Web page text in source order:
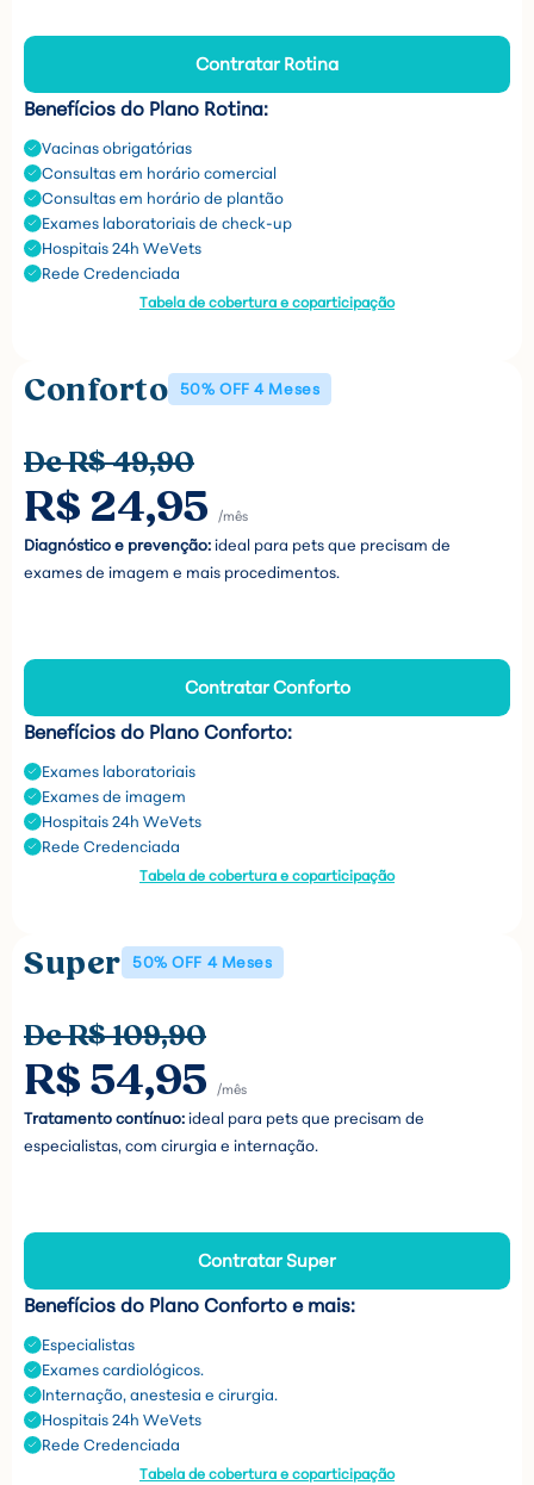
Contratar Rotina
Benefícios do Plano Rotina:
Vacinas obrigatórias
Consultas em horário comercial
Consultas em horário de plantão
Exames laboratoriais de check-up
Hospitais 24h WeVets
Rede Credenciada
Tabela de cobertura e coparticipação
Conforto 50% OFF 4 Meses
De R$ 49,90
R$ 24,95 /mês
Diagnóstico e prevenção:ideal para pets que precisam de
exames de imagem e mais procedimentos.
Contratar Conforto
Benefícios do Plano Conforto:
Exames laboratoriais
Exames de imagem
Hospitais 24h WeVets
Rede Credenciada
Tabela de cobertura e coparticipação
Super 50% OFF 4 Meses
De R$ 109,90
R$ 54,95 /mês
Tratamento contínuo:ideal para pets que precisam de
especialistas, com cirurgia e internação.
Contratar Super
Benefícios do Plano Conforto e mais:
Especialistas
Exames cardiológicos.
Internação, anestesia e cirurgia.
Hospitais 24h WeVets
Rede Credenciada
Tabela de cobertura e coparticipação